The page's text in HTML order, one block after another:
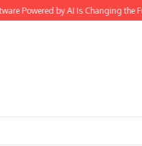
Powered by AI Is Changing the